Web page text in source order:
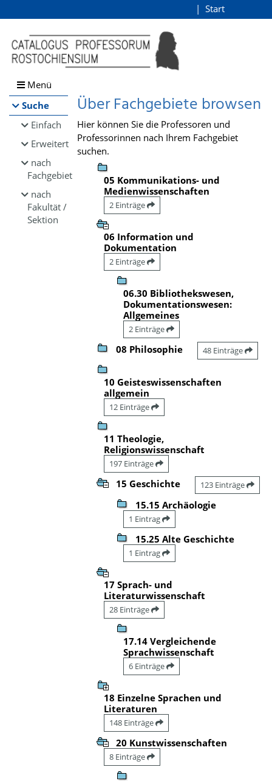
Browsen
direkt zum Inhalt
Start
Menü
Suche
Einfach
Erweitert
nach
Fachgebiet
nach
Fakultät /
Sektion
Über Fachgebiete browsen
Hier können Sie die Professoren und
Professorinnen nach Ihrem Fachgebiet
suchen.
05 Kommunikations- und
Medienwissenschaften
2 Einträge
06 Information und
Dokumentation
2 Einträge
06.30 Bibliothekswesen,
Dokumentationswesen:
Allgemeines
2 Einträge
08 Philosophie 48 Einträge
10 Geisteswissenschaften
allgemein
12 Einträge
11 Theologie,
Religionswissenschaft
197 Einträge
15 Geschichte 123 Einträge
15.15 Archäologie
1 Eintrag
15.25 Alte Geschichte
1 Eintrag
17 Sprach- und
Literaturwissenschaft
28 Einträge
17.14 Vergleichende
Sprachwissenschaft
6 Einträge
18 Einzelne Sprachen und
Literaturen
148 Einträge
20 Kunstwissenschaften
8 Einträge